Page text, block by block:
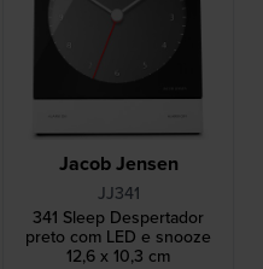
Jacob Jensen
JJ341
341 Sleep Despertador
preto com LED e snooze
12,6 x 10,3 cm